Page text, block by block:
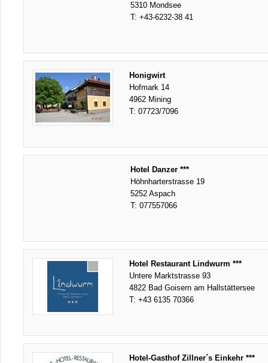
5310 Mondsee
T: +43-6232-38 41
Honigwirt
Hofmark 14
4962 Mining
T: 07723/7096
Hotel Danzer ***
Höhnharterstrasse 19
5252 Aspach
T: 077557066
Hotel Restaurant Lindwurm ***
Untere Marktstrasse 93
4822 Bad Goisern am Hallstättersee
T: +43 6135 70366
Hotel-Gasthof Zillner´s Einkehr ***